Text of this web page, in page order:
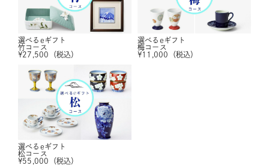
選べるeギフト
竹コース
¥27,500 （税込）
選べるeギフト
梅コース
¥11,000 （税込）
選べるeギフト
松コース
¥55,000 （税込）